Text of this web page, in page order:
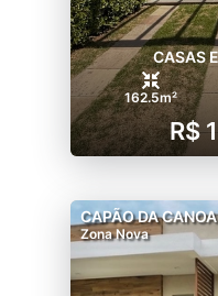
CASAS
162.5m²
R$
CAPÃO DA CANOA
Zona Nova